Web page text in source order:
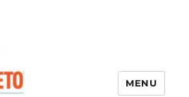
MENU